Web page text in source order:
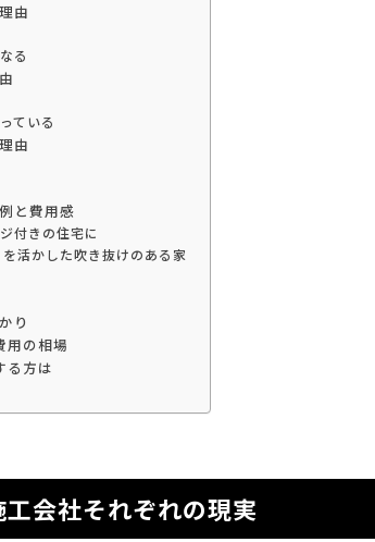
由
る
ている
由
と費用感
付きの住宅に
活かした吹き抜けのある家
り
用の相場
る方は
会社それぞれの現実